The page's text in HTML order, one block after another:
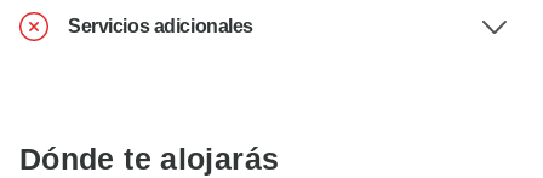
Servicios adicionales
Dónde te alojarás